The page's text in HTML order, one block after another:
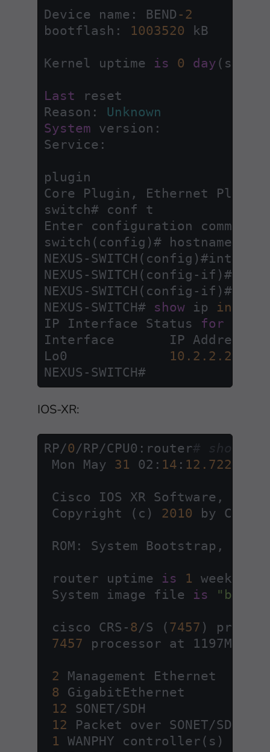
Device name: BEND -2
bootflash: 1003520 kB
Kernel uptime is 0 day (s),
Last reset
Reason: Unknown
System version:
Service:
plugin
Core Plugin, Ethernet
switch# conf t
Enter configuration
switch(config)# hostname
NEXUS -
NEXUS - SWITCH(config - if)# ip
NEXUS - SWITCH(config - if)#
NEXUS - SWITCH# show ip int
IP Interface Status for
Interface	IP Address	Interface Status
10.2 .2 .2
NEXUS -
IOS-XR:
RP/0 /RP/CPU0:router# show
Mon May 31 02: 14 : 12.722
Cisco IOS XR Software,
Copyright (c) 2010 by Cisco
ROM: System Bootstrap,
router uptime is 1 week,
System image file is
cisco CRS- 8 /S ( 7457 )
7457 processor at 1197Mhz,
2 Management Ethernet
8 GigabitEthernet
12 SONET/SDH
12 Packet over SONET/SDH
1 WANPHY controller(s)